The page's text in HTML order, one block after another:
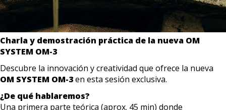
Charla y demostración práctica de la nueva OM
SYSTEM OM-3
Descubre la innovación y creatividad que ofrece la nueva
OM SYSTEM OM-3en esta sesión exclusiva.
¿De qué hablaremos?
Una primera parte teórica (aprox. 45 min) donde